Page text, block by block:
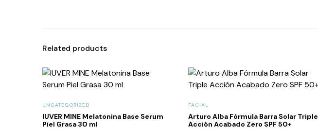
Related products
UNCATEGORIZED
IUVER MINE Melatonina Base Serum
Piel Grasa 30 ml
FACIAL
Arturo Alba Fórmula Barra Solar Triple
Acción Acabado Zero SPF 50+